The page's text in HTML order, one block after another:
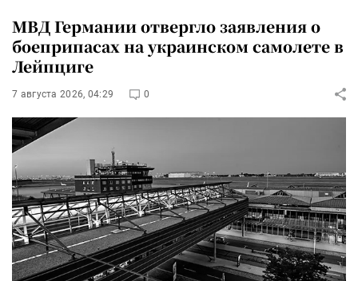
МВД Германии отвергло заявления о
боеприпасах на украинском самолете в
Лейпциге
7 августа 2026, 04:29 0